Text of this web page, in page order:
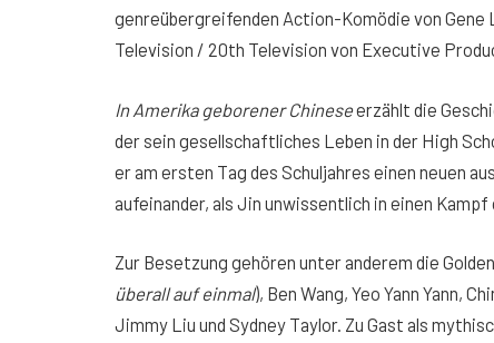
genreübergreifenden Action-Komödie von Gene
Television / 20th Television von Executive
In Amerika geborener Chineseerzählt die
der sein gesellschaftliches Leben in der High
er am ersten Tag des Schuljahres einen neuen
aufeinander, als Jin unwissentlich in einen
Zur Besetzung gehören unter anderem die
überall auf einmal), Ben Wang, Yeo Yann Yann,
Jimmy Liu und Sydney Taylor. Zu Gast als